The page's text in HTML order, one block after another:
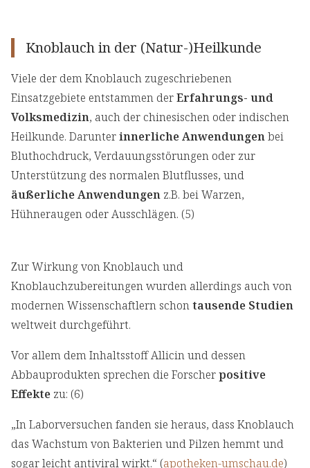
Knoblauch in der (Natur-)Heilkunde
Viele der dem Knoblauch zugeschriebenen
Einsatzgebiete entstammen derErfahrungs- und
Volksmedizin, auch der chinesischen oder indischen
Heilkunde. Darunterinnerliche Anwendungenbei
Bluthochdruck, Verdauungsstörungen oder zur
Unterstützung des normalen Blutflusses, und
äußerliche Anwendungen z.B. bei Warzen,
Hühneraugen oder Ausschlägen. (5)
Zur Wirkung von Knoblauch und
Knoblauchzubereitungen wurden allerdings auch von
modernen Wissenschaftlern schontausende Studien
weltweit durchgeführt.
Vor allem dem Inhaltsstoff Allicin und dessen
Abbauprodukten sprechen die Forscherpositive
Effekte zu: (6)
„In Laborversuchen fanden sie heraus, dass Knoblauch
das Wachstum von Bakterien und Pilzen hemmt und
sogar leicht antiviral wirkt.“ (apotheken-umschau.de)